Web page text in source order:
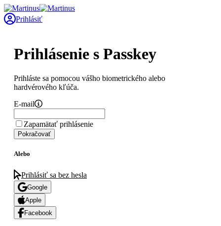
Prihlásiť
Prihlásenie s Passkey
Prihláste sa pomocou vášho biometrického alebo
hardvérového kľúča.
E-mail
Zapamätať prihlásenie
Pokračovať
Alebo
Prihlásiť sa bez hesla
Google
Apple
Facebook